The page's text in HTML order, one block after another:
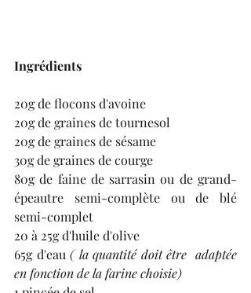
Ingrédients
20g de flocons d'avoine
20g de graines de tournesol
20g de graines de sésame
30g de graines de courge
80g de faine de sarrasin ou de grand-
épeautre semi-complète ou de blé
semi-complet
20 à 25g d'huile d'olive
65g d'eau ( la quantité doit être  adaptée
en fonction de la farine choisie)